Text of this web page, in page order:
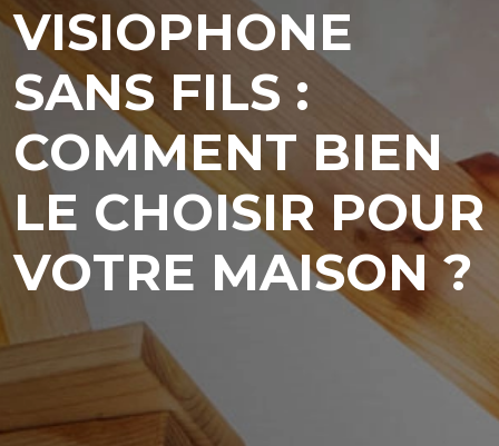
VISIOPHONE
SANS FILS :
COMMENT BIEN
LE CHOISIR POUR
VOTRE MAISON ?